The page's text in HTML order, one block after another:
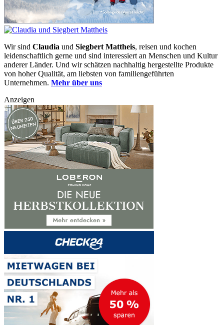
Wir sind Claudia und Siegbert Mattheis, reisen und kochen
leidenschaftlich gerne und sind interessiert an Menschen und Kultur
anderer Länder. Und wir schätzen nachhaltig hergestellte Produkte
von hoher Qualität, am liebsten von familiengeführten
Unternehmen. Mehr über uns
Anzeigen